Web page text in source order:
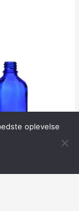
ml koboltblå
oplevelse